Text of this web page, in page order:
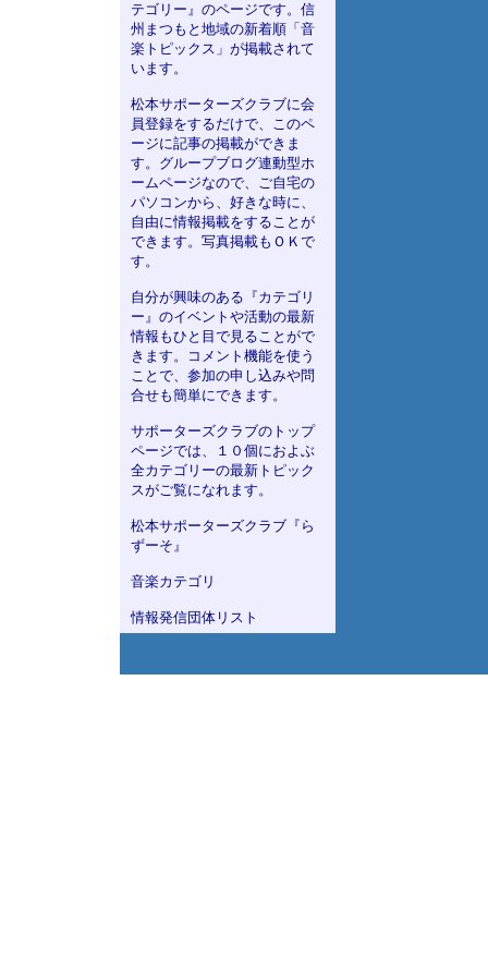
テゴリー』のページです。信
州まつもと地域の新着順「音
楽トピックス」が掲載されて
います。
松本サポーターズクラブに会
員登録をするだけで、このペ
ージに記事の掲載ができま
す。グループブログ連動型ホ
ームページなので、ご自宅の
パソコンから、好きな時に、
自由に情報掲載をすることが
できます。写真掲載もＯＫで
す。
自分が興味のある『カテゴリ
ー』のイベントや活動の最新
情報もひと目で見ることがで
きます。コメント機能を使う
ことで、参加の申し込みや問
合せも簡単にできます。
サポーターズクラブのトップ
ページでは、１０個におよぶ
全カテゴリーの最新トピック
スがご覧になれます。
松本サポーターズクラブ『ら
ずーそ』
音楽カテゴリ
情報発信団体リスト